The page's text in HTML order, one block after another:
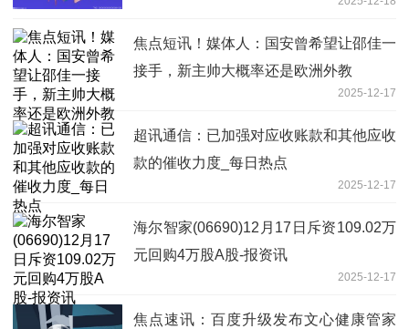
焦点短讯！媒体人：国安曾希望让邵佳一
接手，新主帅大概率还是欧洲外教
2025-12-17
超讯通信：已加强对应收账款和其他应收
款的催收力度_每日热点
2025-12-17
海尔智家(06690)12月17日斥资109.02万
元回购4万股A股-报资讯
2025-12-17
焦点速讯：百度升级发布文心健康管家